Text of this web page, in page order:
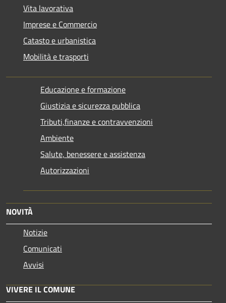
Vita lavorativa
Imprese e Commercio
Catasto e urbanistica
Mobilità e trasporti
Educazione e formazione
Giustizia e sicurezza pubblica
Tributi,finanze e contravvenzioni
Ambiente
Salute, benessere e assistenza
Autorizzazioni
NOVITÀ
Notizie
Comunicati
Avvisi
VIVERE IL COMUNE